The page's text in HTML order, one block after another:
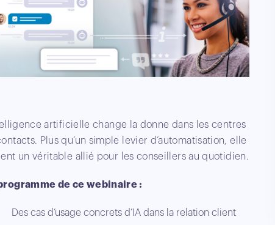
artificielle change la donne dans les centres
Plus qu’un simple levier d’automatisation, elle
un véritable allié pour les conseillers au quotidien.
de ce webinaire :
Des cas d’usage concrets d’IA dans la relation client